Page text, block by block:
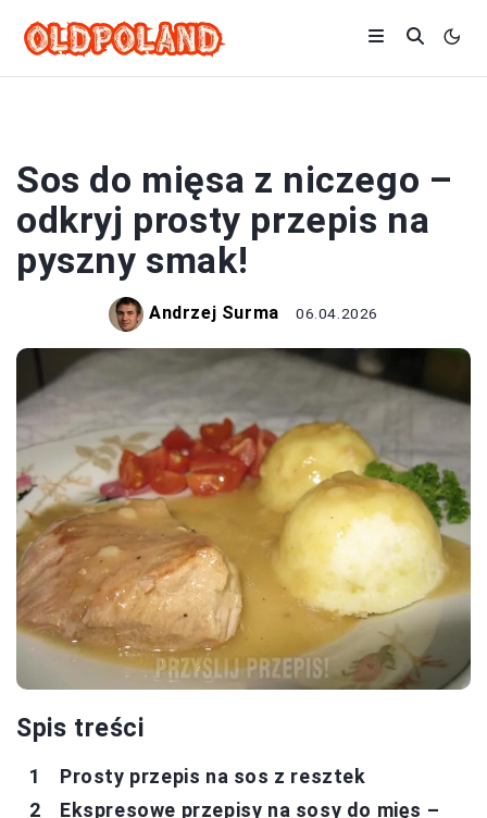
Sos do mięsa z niczego –
odkryj prosty przepis na
pyszny smak!
Andrzej Surma 06.04.2026
Spis treści
Prosty przepis na sos z resztek
Ekspresowe przepisy na sosy do mięs –